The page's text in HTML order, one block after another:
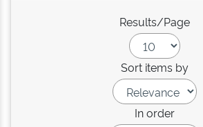
Results/Page
Sort items by
In order